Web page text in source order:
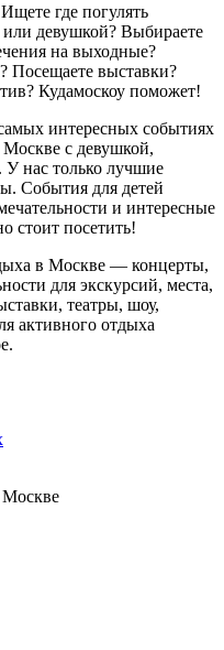
где погулять
или девушкой? Выбираете
на выходные?
Посещаете выставки?
Кудамоскоу поможет!
интересных событиях
с девушкой,
нас только лучшие
События для детей
и интересные
стоит посетить!
в Москве — концерты,
для экскурсий, места,
театры, шоу,
активного отдыха